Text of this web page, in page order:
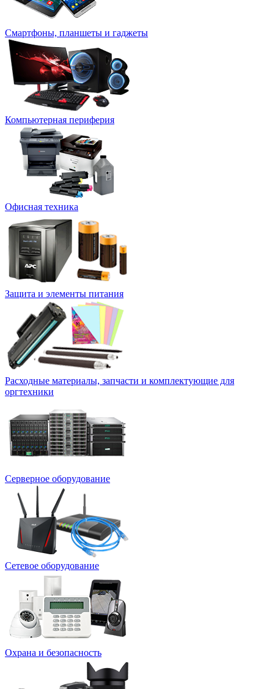
Смартфоны, планшеты и гаджеты
Компьютерная периферия
Офисная техника
Защита и элементы питания
Расходные материалы, запчасти и комплектующие для
оргтехники
Серверное оборудование
Сетевое оборудование
Охрана и безопасность